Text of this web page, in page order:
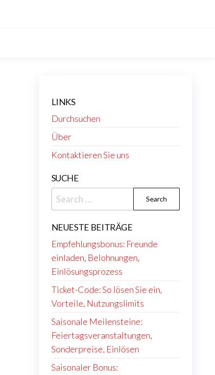
LINKS
Durchsuchen
Über
Kontaktieren Sie uns
SUCHE
Search
for:
NEUESTE BEITRÄGE
Empfehlungsbonus: Freunde
einladen, Belohnungen,
Einlösungsprozess
Ticket-Code: So lösen Sie ein,
Vorteile, Nutzungslimits
Saisonale Meilensteine:
Feiertagsveranstaltungen,
Sonderpreise, Einlösen
Saisonaler Bonus: